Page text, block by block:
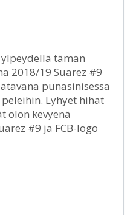
tämän
2018/19 Suarez #9
punasinisessä
Lyhyet hihat
olon kevyenä
#9 ja FCB-logo